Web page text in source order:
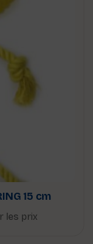
15 cm
les prix